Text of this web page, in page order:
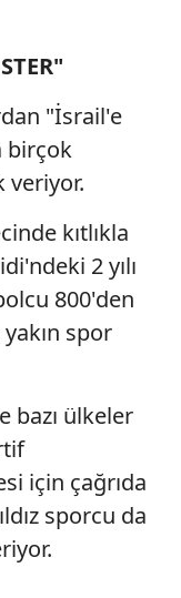
"İsrail'e
birçok
veriyor.
kıtlıkla
2 yılı
800'den
spor
bazı ülkeler
için çağrıda
sporcu da